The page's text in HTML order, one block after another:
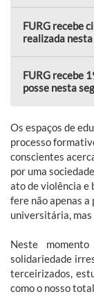
FURG recebe
realizada
FURG recebe
posse nesta
Os espaços de
processo
conscientes
por uma
ato de violência e
fere não apenas
universitária, mas
Neste
solidariedade
terceirizados,
como o nosso